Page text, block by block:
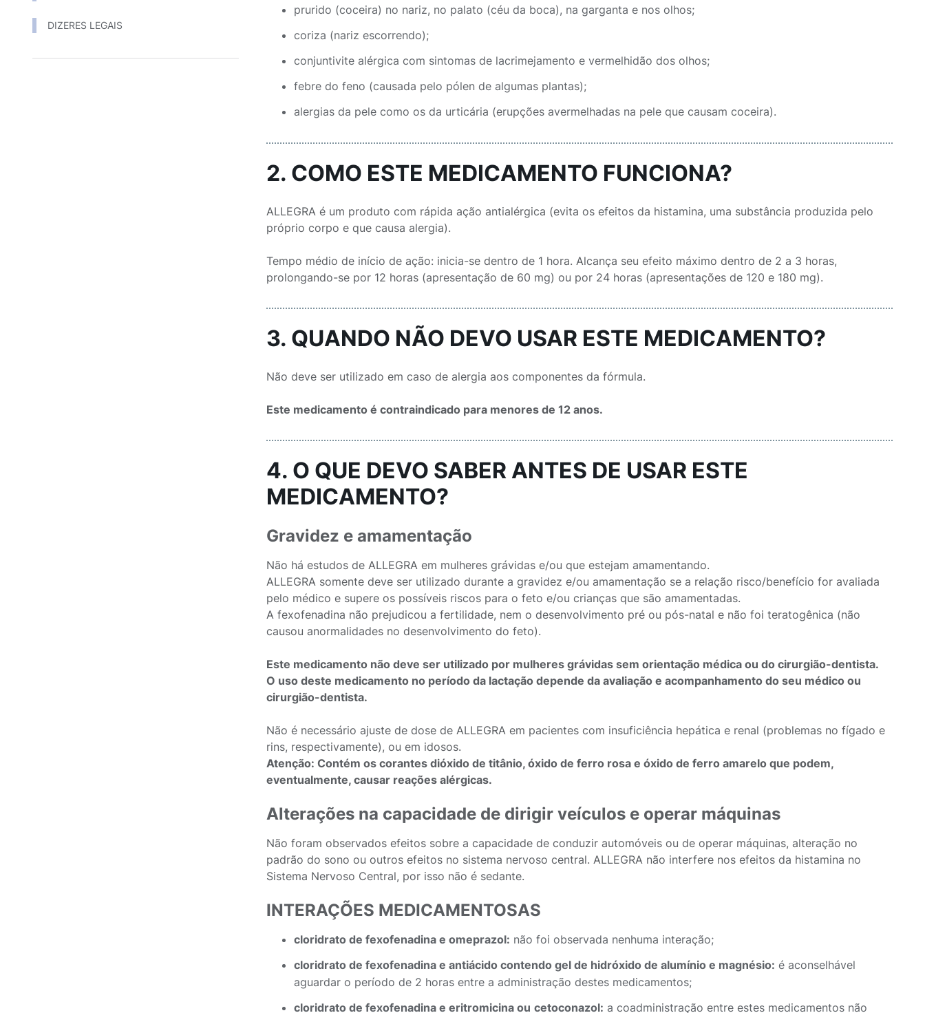
DIZERES LEGAIS
prurido (coceira) no nariz, no palato (céu da boca), na garganta e nos olhos;
coriza (nariz escorrendo);
conjuntivite alérgica com sintomas de lacrimejamento e vermelhidão dos olhos;
febre do feno (causada pelo pólen de algumas plantas);
alergias da pele como os da urticária (erupções avermelhadas na pele que causam coceira).
2. COMO ESTE MEDICAMENTO FUNCIONA?
ALLEGRA é um produto com rápida ação antialérgica (evita os efeitos da histamina, uma substância produzida pelo
próprio corpo e que causa alergia).
Tempo médio de início de ação: inicia-se dentro de 1 hora. Alcança seu efeito máximo dentro de 2 a 3 horas,
prolongando-se por 12 horas (apresentação de 60 mg) ou por 24 horas (apresentações de 120 e 180 mg).
3. QUANDO NÃO DEVO USAR ESTE MEDICAMENTO?
Não deve ser utilizado em caso de alergia aos componentes da fórmula.
Este medicamento é contraindicado para menores de 12 anos.
4. O QUE DEVO SABER ANTES DE USAR ESTE
MEDICAMENTO?
Gravidez e amamentação
Não há estudos de ALLEGRA em mulheres grávidas e/ou que estejam amamentando.
ALLEGRA somente deve ser utilizado durante a gravidez e/ou amamentação se a relação risco/benefício for avaliada
pelo médico e supere os possíveis riscos para o feto e/ou crianças que são amamentadas.
A fexofenadina não prejudicou a fertilidade, nem o desenvolvimento pré ou pós-natal e não foi teratogênica (não
causou anormalidades no desenvolvimento do feto).
Este medicamento não deve ser utilizado por mulheres grávidas sem orientação médica ou do cirurgião-dentista.
O uso deste medicamento no período da lactação depende da avaliação e acompanhamento do seu médico ou
cirurgião-dentista.
Não é necessário ajuste de dose de ALLEGRA em pacientes com insuficiência hepática e renal (problemas no fígado e
rins, respectivamente), ou em idosos.
Atenção: Contém os corantes dióxido de titânio, óxido de ferro rosa e óxido de ferro amarelo que podem,
eventualmente, causar reações alérgicas.
Alterações na capacidade de dirigir veículos e operar máquinas
Não foram observados efeitos sobre a capacidade de conduzir automóveis ou de operar máquinas, alteração no
padrão do sono ou outros efeitos no sistema nervoso central. ALLEGRA não interfere nos efeitos da histamina no
Sistema Nervoso Central, por isso não é sedante.
INTERAÇÕES MEDICAMENTOSAS
cloridrato de fexofenadina e omeprazol: não foi observada nenhuma interação;
cloridrato de fexofenadina e antiácido contendo gel de hidróxido de alumínio e magnésio: é aconselhável
aguardar o período de 2 horas entre a administração destes medicamentos;
cloridrato de fexofenadina e eritromicina ou cetoconazol: a coadministração entre estes medicamentos não